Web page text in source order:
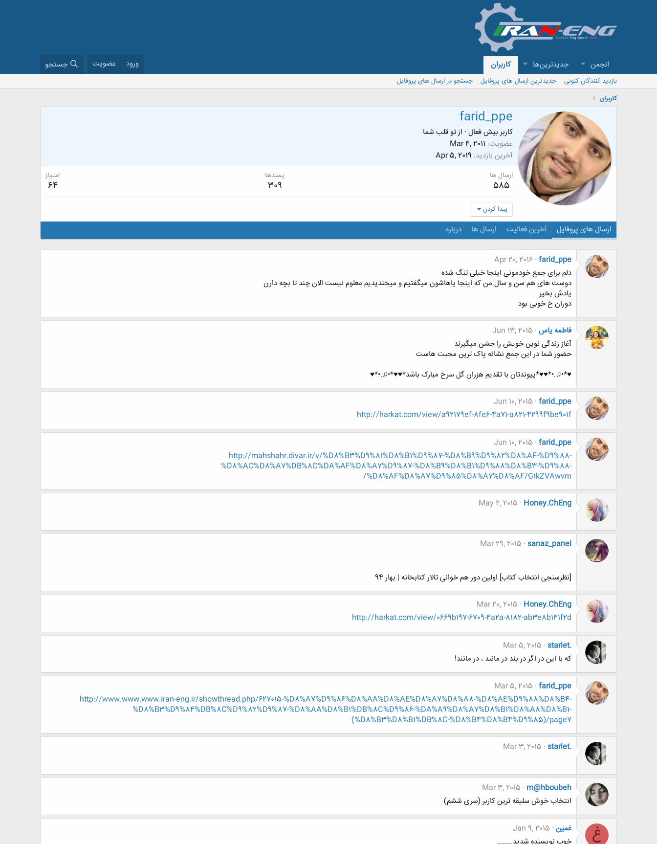
انجمن جدیدترین‌ها کاربران ورود عضویت جستجو
بازدید کنندگان کنونی جدیدترین ارسال های پروفایل
جستجو در ارسال های پروفایل
کاربران
farid_ppe
کاربر بیش فعال · ازتو قلب شما
عضویت Mar 4, 2011
آخرین بازدید Apr 5, 2019
ارسال ها
585
پسندها
309
امتیاز
64
پیدا کردن
ارسال های پروفایل آخرین فعالیت ارسال ها درباره
farid_ppe
Apr 20, 2016
دلم برای جمع خودمونی اینجا خیلی تنگ شده
دوست های هم سن و سال من که اینجا یاهاشون میگفتیم و میخندیدیم معلوم نیست الان چند تا بچه دارن
یادش بخیر
دوران خ خوبی بود
فاطمه یاس Jun 13, 2015
آغاز زندگی نوین خویش را جشن میگیرند
حضور شما در این جمع نشانه پاک ترین محبت هاست
♥*•♫.•*♥♥*پیوندتان با تقدیم هزران گل سرخ مبارک باشد*♥♥*•♫.•*♥
farid_ppe
Jun 10, 2015
http://harkat.com/view/a92179ef-8fe6-4a71-a821-4299f9be901f
farid_ppe
Jun 10, 2015
http://mahshahr.divar.ir/v/%D8%B3%D9%81%D8%B1%D9%87-%D8%B9%D9%82%D8%AF-%D9%88-
%D8%AC%D8%A7%DB%8C%DA%AF%D8%A7%D9%87-%D8%B9%D8%B1%D9%88%D8%B3-%D9%88-
%D8%AF%D8%A7%D9%85%D8%A7%D8%AF/G1kZVAwvm/
Honey.ChEng
May 2, 2015
sanaz_panel
Mar 29, 2015
[نظرسنجی انتخاب کتاب] اولین دور هم خوانی تالار کتابخانه | بهار 94
Honey.ChEng
Mar 20, 2015
http://harkat.com/view/0669b197-6709-4a2a-8182-ab3e8b141f2d
starlet.
Mar 5, 2015
که با این در اگر در بند در مانند ، در مانند!
farid_ppe
Mar 5, 2015
http://www.www.www.iran-eng.ir/showthread.php/627015-%D8%A7%D9%86%D8%AA%D8%AE%D8%A7%D8%A8-%D8%AE%D9%88%D8%B4-
%D8%B3%D9%84%DB%8C%D9%82%D9%87-%D8%AA%D8%B1%DB%8C%D9%86-%DA%A9%D8%A7%D8%B1%D8%A8%D8%B1-
(%D8%B3%D8%B1%DB%8C-%D8%B4%D8%B4%D9%85)/page7
starlet.
Mar 3, 2015
m@hboubeh
Mar 3, 2015
انتخاب خوش سلیقه ترین کاربر (سری ششم)
غ غمین Jan 9, 2015